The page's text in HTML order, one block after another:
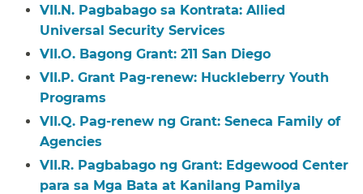
VII.N. Pagbabago sa Kontrata: Allied
Universal Security Services​​
VII.O. Bagong Grant: 211 San Diego​​
VII.P. Grant Pag-renew: Huckleberry Youth
Programs​​
VII.Q. Pag-renew ng Grant: Seneca Family of
Agencies​​
VII.R. Pagbabago ng Grant: Edgewood Center
para sa Mga Bata at Kanilang Pamilya​​